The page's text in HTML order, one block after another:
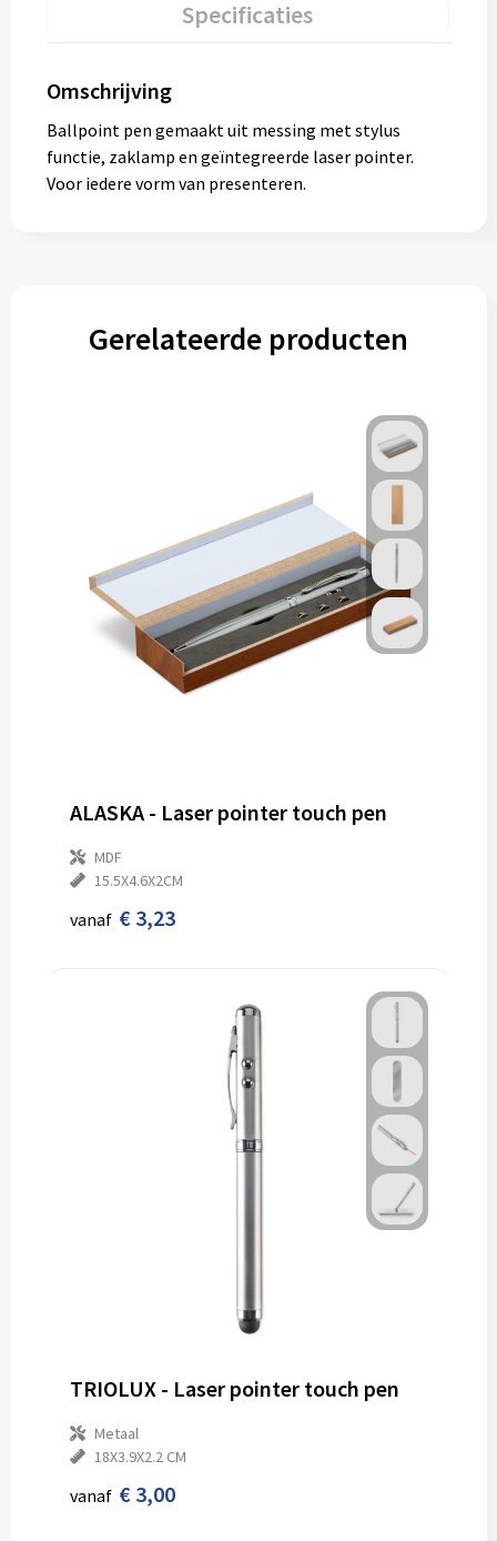
Specificaties
Omschrijving
Ballpoint pen gemaakt uit messing met stylus
functie, zaklamp en geïntegreerde laser pointer.
Voor iedere vorm van presenteren.
Gerelateerde producten
ALASKA - Laser pointer touch pen
MDF
15.5X4.6X2CM
vanaf € 3,23
TRIOLUX - Laser pointer touch pen
Metaal
18X3.9X2.2 CM
vanaf € 3,00